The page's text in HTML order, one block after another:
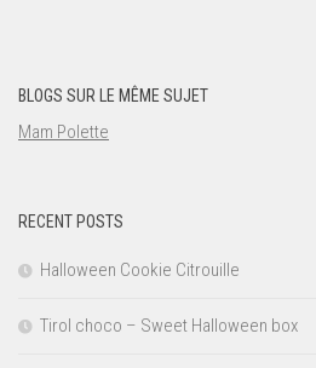
BLOGS SUR LE MÊME SUJET
Mam Polette
RECENT POSTS
Halloween Cookie Citrouille
Tirol choco – Sweet Halloween box